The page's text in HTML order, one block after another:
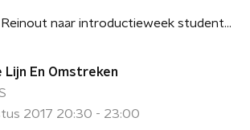
Reinout naar introductieweek studenten Tilburg
Lijn En Omstreken
2017 20:30 - 23:00